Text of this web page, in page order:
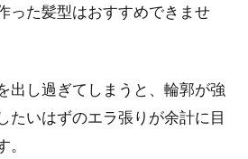
かいた日や、湿気が多い日に前髪のセット
ても「崩れてしまった」そんな経験はあり
った髪型はおすすめできませ
出し過ぎてしまうと、輪郭が強
たいはずのエラ張りが余計に目